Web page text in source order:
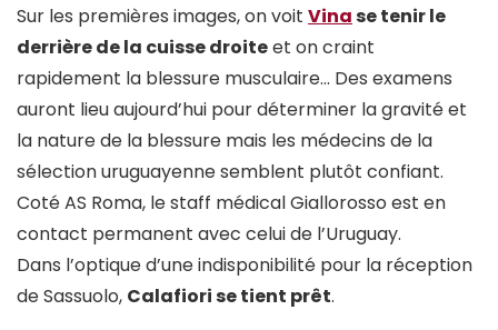
Sur les premières images, on voit Vinase tenir le
derrière de la cuisse droiteet on craint
rapidement la blessure musculaire… Des examens
auront lieu aujourd’hui pour déterminer la gravité et
la nature de la blessure mais les médecins de la
sélection uruguayenne semblent plutôt confiant.
Coté AS Roma, le staff médical Giallorosso est en
contact permanent avec celui de l’Uruguay.
Dans l’optique d’une indisponibilité pour la réception
de Sassuolo, Calafiori se tient prêt.